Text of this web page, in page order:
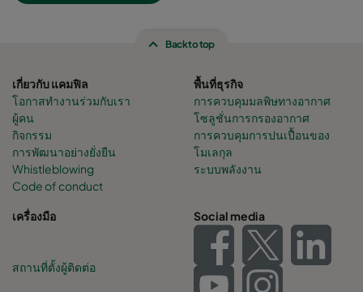
Back to top
เกี่ยวกับ แคมฟิล
โอกาสทำงานร่วมกับเรา
ผู้คน
กิจกรรม
การพัฒนาอย่างยั่งยืน
Whistleblowing
Code of conduct
พื้นที่ธุรกิจ
การควบคุมมลพิษทางอากาศ
โซลูชั่นการกรองอากาศ
การควบคุมการปนเปื้อนของ
โมเลกุล
ระบบพลังงาน
เครื่องมือ
สถานที่ตั้งผู้ติดต่อ
Social media